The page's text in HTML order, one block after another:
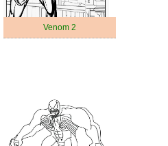
Venom 2